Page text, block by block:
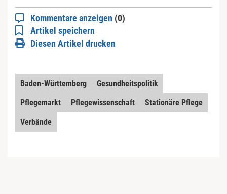
Kommentare anzeigen (0)
Artikel speichern
Diesen Artikel drucken
Baden-Württemberg
Gesundheitspolitik
Pflegemarkt
Pflegewissenschaft
Stationäre Pflege
Verbände